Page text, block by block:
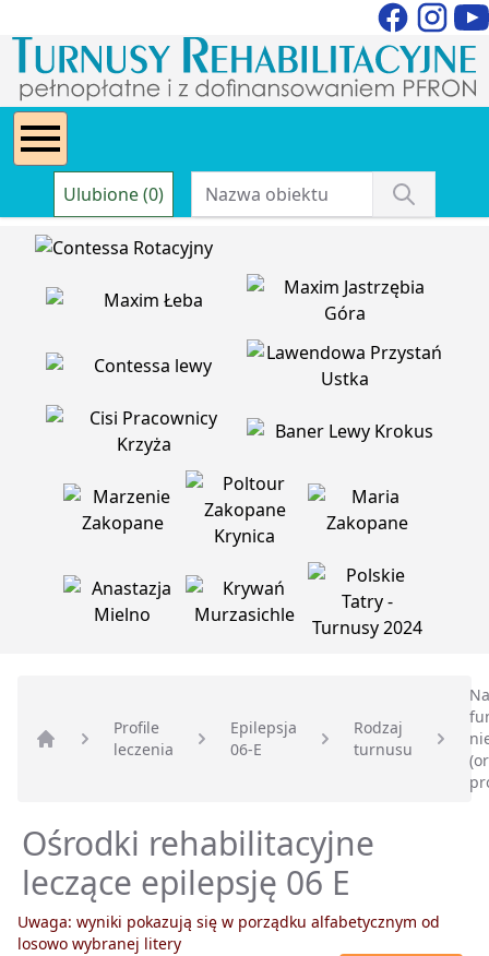
Ulubione (0)
Strona główna
Profile
leczenia
Epilepsja
06-E
Rodzaj
turnusu
Ośrodki rehabilitacyjne
leczące epilepsję 06 E
Uwaga: wyniki pokazują się w porządku alfabetycznym od
losowo wybranej litery